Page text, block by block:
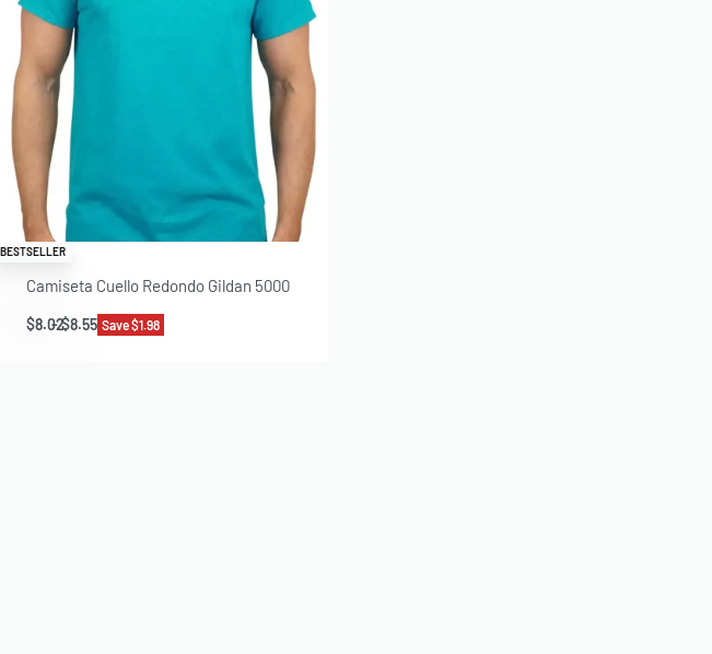
BESTSELLER
Camiseta Cuello Redondo Gildan 5000
$8.02$8.55 Save $1.98